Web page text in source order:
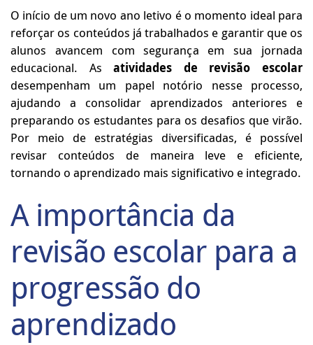
O início de um novo ano letivo é o momento ideal para
reforçar os conteúdos já trabalhados e garantir que os
alunos avancem com segurança em sua jornada
educacional. Asatividades de revisão escolar
desempenham um papel notório nesse processo,
ajudando a consolidar aprendizados anteriores e
preparando os estudantes para os desafios que virão.
Por meio de estratégias diversificadas, é possível
revisar conteúdos de maneira leve e eficiente,
tornando o aprendizado mais significativo e integrado.
A importância da
revisão escolar para a
progressão do
aprendizado